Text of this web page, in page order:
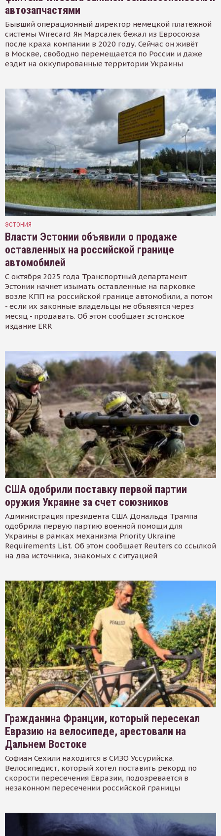
автозапчастями
Бывший операционный директор немецкой платёжной
системы Wirecard Ян Марсалек бежал из Евросоюза
после краха компании в 2020 году. Сейчас он живёт
в Москве, свободно перемещается по России и даже
ездит на оккупированные территории Украины
ЭСТОНИЯ
Власти Эстонии объявили о продаже
оставленных на российской границе
автомобилей
С октября 2025 года Транспортный департамент
Эстонии начнет изымать оставленные на парковке
возле КПП на российской границе автомобили, а потом
- если их законные владельцы не объявятся через
месяц - продавать. Об этом сообщает эстонское
издание ERR
США одобрили поставку первой партии
оружия Украине за счет союзников
Администрация президента США Дональда Трампа
одобрила первую партию военной помощи для
Украины в рамках механизма Priority Ukraine
Requirements List. Об этом сообщает Reuters со ссылкой
на два источника, знакомых с ситуацией
Гражданина Франции, который пересекал
Евразию на велосипеде, арестовали на
Дальнем Востоке
Софиан Сехили находится в СИЗО Уссурийска.
Велосипедист, который хотел поставить рекорд по
скорости пересечения Евразии, подозревается в
незаконном пересечении российской границы